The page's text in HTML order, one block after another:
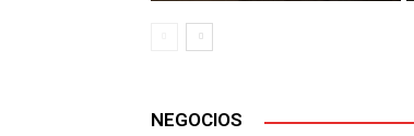
NEGOCIOS